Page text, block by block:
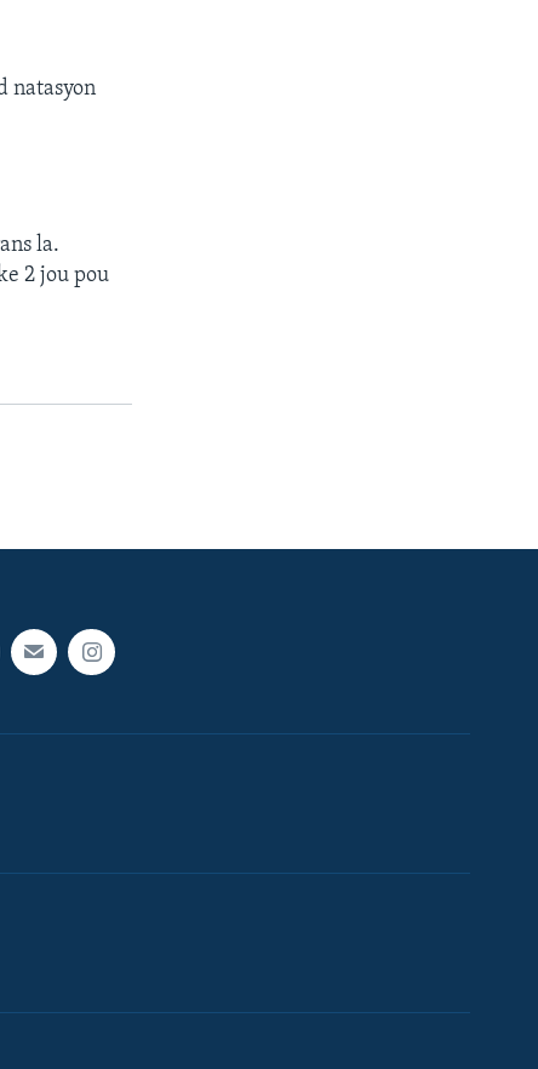
natasyon
la.
2 jou pou